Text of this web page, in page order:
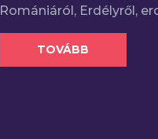
Romániáról, Erdélyről,
TOVÁBB